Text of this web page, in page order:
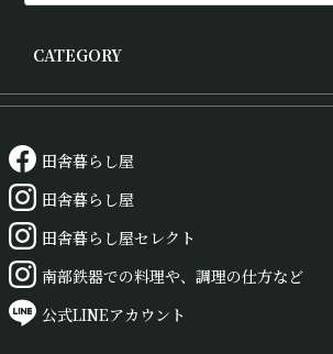
CATEGORY
田舎暮らし屋
田舎暮らし屋
田舎暮らし屋セレクト
南部鉄器での料理や、調理の仕方など
公式LINEアカウント